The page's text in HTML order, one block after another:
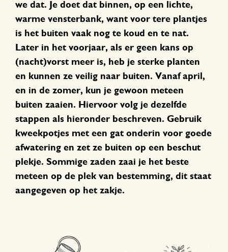
we dat. Je doet dat binnen, op een lichte,
warme vensterbank, want voor tere plantjes
is het buiten vaak nog te koud en te nat.
Later in het voorjaar, als er geen kans op
(nacht)vorst meer is, heb je sterke planten
en kunnen ze veilig naar buiten. Vanaf april,
en in de zomer, kun je gewoon meteen
buiten zaaien. Hiervoor volg je dezelfde
stappen als hieronder beschreven. Gebruik
kweekpotjes met een gat onderin voor goede
afwatering en zet ze buiten op een beschut
plekje. Sommige zaden zaai je het beste
meteen op de plek van bestemming, dit staat
aangegeven op het zakje.